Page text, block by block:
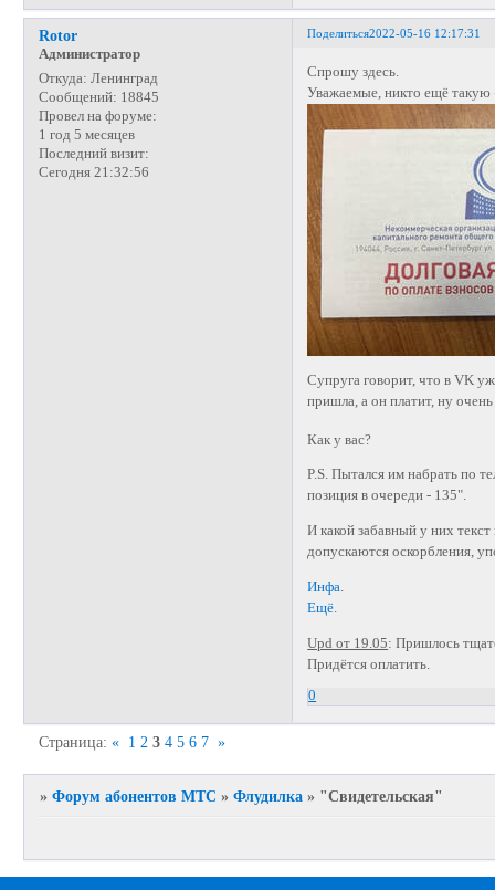
Поделиться2022-05-16 12:17:31
Rotor
Администратор
Откуда: Ленинград
Сообщений: 18845
Провел на форуме:
1 год 5 месяцев
Последний визит:
Сегодня 21:32:56
Спрошу здесь.
Уважаемые, никто ещё такую
Супруга говорит, что в VK
пришла, а он платит, ну
Как у вас?
P.S. Пытался им набрать по
позиция в очереди - 135".
И какой забавный у них
допускаются оскорбления,
Инфа.
Ещё.
Upd от 19.05: Пришлось
Придётся оплатить.
0
Страница:« 1 2 3 4 5 6 7 »
»Форум абонентов МТС »Флудилка » "Свидетельская"